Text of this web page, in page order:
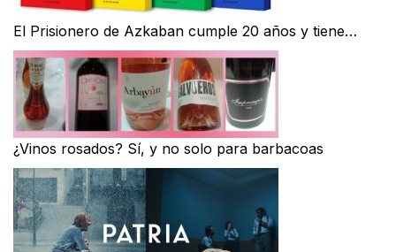
El Prisionero de Azkaban cumple 20 años y tiene…
¿Vinos rosados? Sí, y no solo para barbacoas